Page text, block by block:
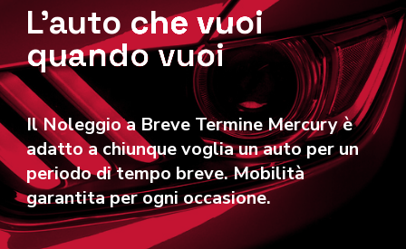
L'auto che vuoi
quando vuoi
Il Noleggio a Breve Termine Mercury è
adatto a chiunque voglia un auto per un
periodo di tempo breve. Mobilità
garantita per ogni occasione.